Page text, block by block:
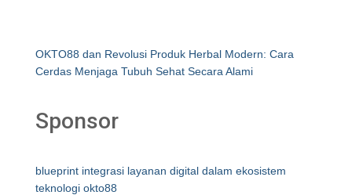
OKTO88 dan Revolusi Produk Herbal Modern: Cara
Cerdas Menjaga Tubuh Sehat Secara Alami
Sponsor
blueprint integrasi layanan digital dalam ekosistem
teknologi okto88